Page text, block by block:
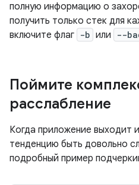
полную информацию о
получить только стек для
включите флаг -b или --
Поймите
расслабление
Когда приложение выходит
тенденцию быть довольно
подробный пример